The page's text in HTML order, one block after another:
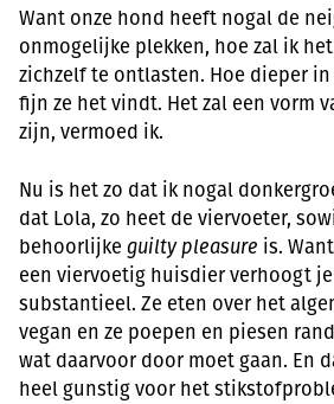
Want onze hond heeft nogal de
onmogelijke plekken, hoe zal ik
zichzelf te ontlasten. Hoe dieper
fijn ze het vindt. Het zal een vorm
zijn, vermoed ik.
Nu is het zo dat ik nogal
dat Lola, zo heet de viervoeter,
behoorlijkeguilty pleasure is.
een viervoetig huisdier verhoogt
substantieel. Ze eten over het
vegan en ze poepen en piesen
wat daarvoor door moet gaan. En
heel gunstig voor het